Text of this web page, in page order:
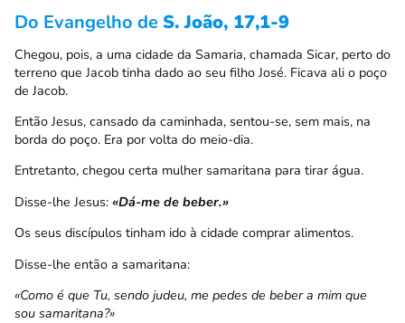
Do Evangelho de S. João, 17,1-9
Chegou, pois, a uma cidade da Samaria, chamada Sicar, perto do
terreno que Jacob tinha dado ao seu filho José. Ficava ali o poço
de Jacob.
Então Jesus, cansado da caminhada, sentou-se, sem mais, na
borda do poço. Era por volta do meio-dia.
Entretanto, chegou certa mulher samaritana para tirar água.
Disse-lhe Jesus: «Dá-me de beber.»
Os seus discípulos tinham ido à cidade comprar alimentos.
Disse-lhe então a samaritana:
«Como é que Tu, sendo judeu, me pedes de beber a mim que
sou samaritana?»